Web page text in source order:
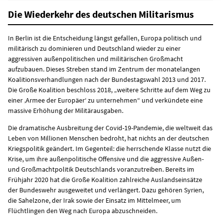
Die Wiederkehr des deutschen Militarismus
In Berlin ist die Entscheidung längst gefallen, Europa politisch und
militärisch zu dominieren und Deutschland wieder zu einer
aggressiven außenpolitischen und militärischen Großmacht
aufzubauen. Dieses Streben stand im Zentrum der monatelangen
Koalitionsverhandlungen nach der Bundestagswahl 2013 und 2017.
Die Große Koalition beschloss 2018, „weitere Schritte auf dem Weg zu
einer ‚Armee der Europäer‘ zu unternehmen“ und verkündete eine
massive Erhöhung der Militärausgaben.
Die dramatische Ausbreitung der Covid-19-Pandemie, die weltweit das
Leben von Millionen Menschen bedroht, hat nichts an der deutschen
Kriegspolitik geändert. Im Gegenteil: die herrschende Klasse nutzt die
Krise, um ihre außenpolitische Offensive und die aggressive Außen-
und Großmachtpolitik Deutschlands voranzutreiben. Bereits im
Frühjahr 2020 hat die Große Koalition zahlreiche Auslandseinsätze
der Bundeswehr ausgeweitet und verlängert. Dazu gehören Syrien,
die Sahelzone, der Irak sowie der Einsatz im Mittelmeer, um
Flüchtlingen den Weg nach Europa abzuschneiden.